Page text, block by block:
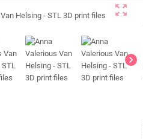
zoom_out_map
chevron_right